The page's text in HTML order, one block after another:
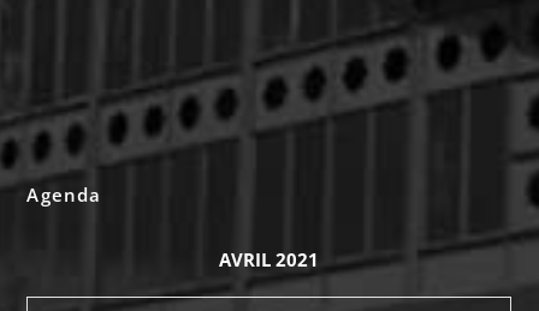
Agenda
AVRIL 2021